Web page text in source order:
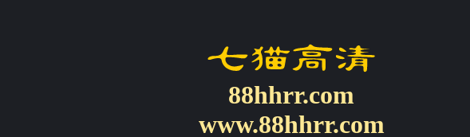
88hhrr.com
www.88hhrr.com